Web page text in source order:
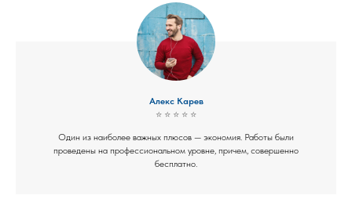
Алекс Карев
⭐ ⭐ ⭐ ⭐ ⭐
Один из наиболее важных плюсов — экономия. Работы были
проведены на профессиональном уровне, причем, совершенно
бесплатно.